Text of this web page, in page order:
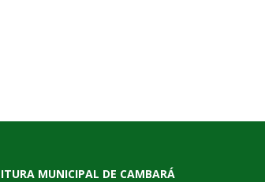
MUNICIPAL DE CAMBARÁ